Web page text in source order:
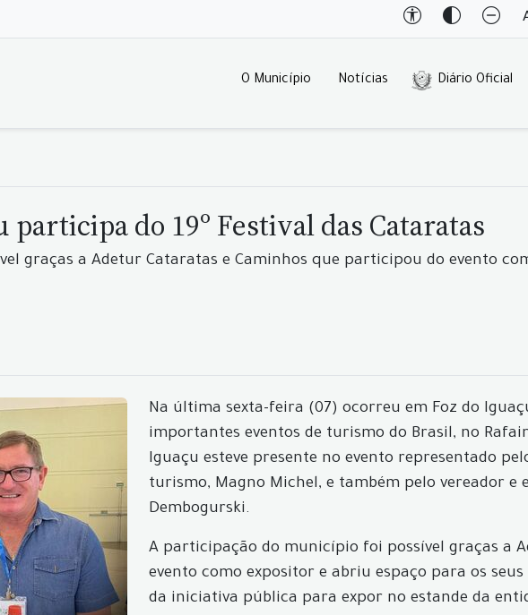
O Município Notícias Diário Oficial
do 19º Festival das Cataratas
graças a Adetur Cataratas e Caminhos que participou do evento
Na última sexta-feira (07) ocorreu em Foz do
importantes eventos de turismo do Brasil, no
Iguaçu esteve presente no evento representado
turismo, Magno Michel, e também pelo vereador
Dembogurski.
A participação do município foi possível graças a
evento como expositor e abriu espaço para os
da iniciativa pública para expor no estande da